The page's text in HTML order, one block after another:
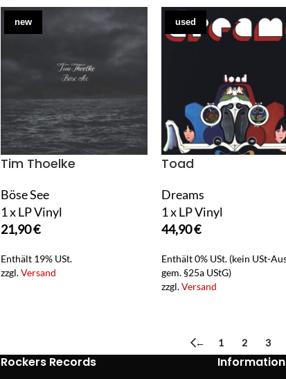
new
Tim Thoelke
Böse See
1 x LP Vinyl
21,90€
Enthält 19% USt.
zzgl.Versand
used
Toad
Dreams
1 x LP Vinyl
44,90€
Enthält 0% USt. (kein USt-
gem. §25a UStG)
zzgl.Versand
← 1 2 3
Rockers Records Information